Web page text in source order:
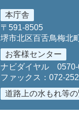
本庁舎
〒591-8505
堺市北区百舌鳥梅北
お客様センター
ナビダイヤル
ファックス： 072-
道路上の水もれ等